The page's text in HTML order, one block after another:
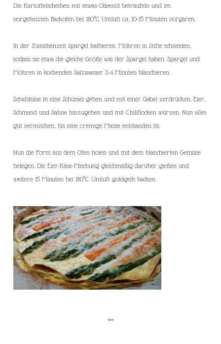
Die Kartoffelscheiben mit etwas Olivenöl beträufeln und im
vorgeheizten Backofen bei 180°C Umluft ca. 10-15 Minuten vorgaren.
In der Zwischenzeit Spargel halbieren. Möhren in Stifte schneiden,
sodass sie etwa die gleiche Größe wie der Spargel haben. Spargel und
Möhren in kochenden Salzwasser 3-4 Minuten blanchieren.
Schafskäse in eine Schüssel geben und mit einer Gabel zerdrücken. Eier,
Schmand und Sahne hinzugeben und mit Chiliflocken würzen. Nun alles
gut vermischen, bis eine cremige Masse entstanden ist.
Nun die Form aus dem Ofen holen und mit dem blanchierten Gemüse
belegen. Die Eier-Käse-Mischung gleichmäßig darüber gießen und
weitere 15 Minuten bei 180°C Umluft goldgelb backen.
***